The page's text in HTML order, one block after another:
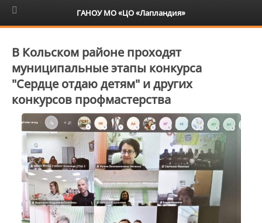
6+
В Кольском районе проходят
муниципальные этапы конкурса
"Сердце отдаю детям" и других
конкурсов профмастерства
ГАНОУ МО «ЦО «Лапландия»